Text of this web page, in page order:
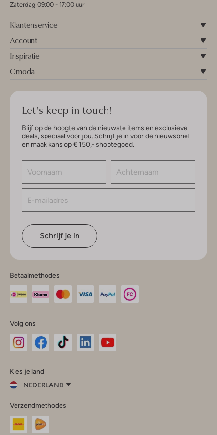
Zaterdag 09:00 - 17:00 uur
Klantenservice
Account
Inspiratie
Omoda
Let's keep in touch!
Blijf op de hoogte van de nieuwste items en exclusieve
deals, speciaal voor jou. Schrijf je in voor de nieuwsbrief
en maak kans op € 150,- shoptegoed.
Schrijf je in
Betaalmethodes
Volg ons
InstagramFacebook
Kies je land
NEDERLAND
je
land
Nederland
Verzendmethodes